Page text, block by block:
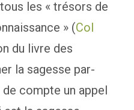
les « trésors de
» (Col
du livre des
la sagesse par-
compte un appel